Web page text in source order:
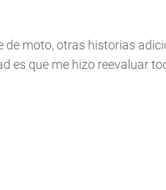
moto, otras historias
es que me hizo reevaluar